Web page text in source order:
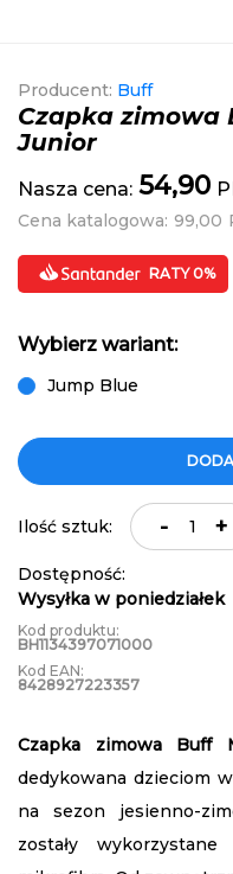
Producent: Buff
Czapka zimowa
Junior
Nasza cena: 54,90
Cena katalogowa: 99,00
RATY 0%
Wybierz wariant:
Jump Blue
Ilość sztuk: - +
Dostępność:
Wysyłka w poniedziałek
Kod produktu:
BH1134397071000
Kod EAN:
8428927223357
Czapka zimowa
dedykowana dzieciom
na sezon jesienno-
zostały